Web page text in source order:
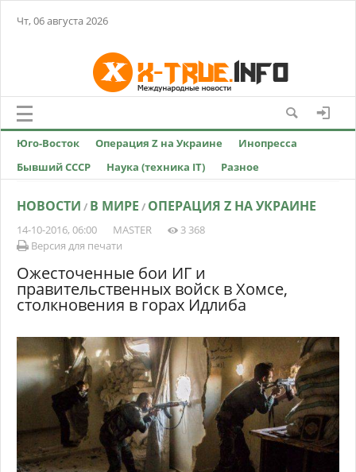
Чт, 06 августа 2026
Юго-Восток Операция Z на Украине
Инопресса
Бывший СССР
Наука (техника IT) Разное
НОВОСТИ / В МИРЕ / ОПЕРАЦИЯ Z НА УКРАИНЕ
14-10-2016, 06:00 MASTER
3 368
Версия для печати
Ожесточенные бои ИГ и
правительственных войск в Хомсе,
столкновения в горах Идлиба